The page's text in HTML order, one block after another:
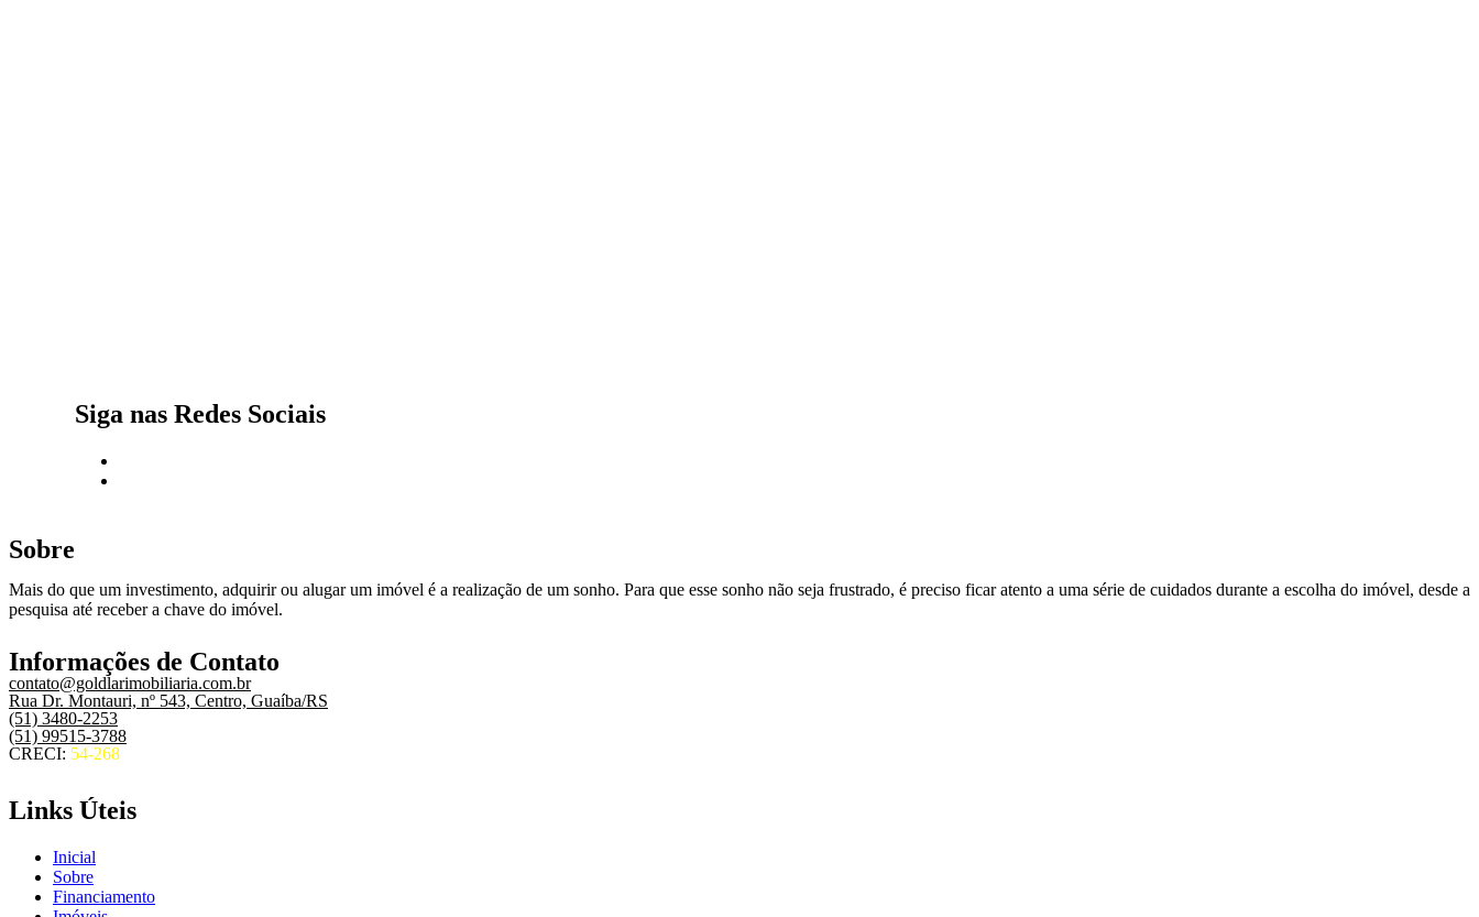
Siga nas Redes Sociais
Sobre
Mais do que um investimento, adquirir ou alugar um imóvel é a realização de um sonho. Para que esse sonho não seja frustrado, é preciso ficar atento a uma série de cuidados durante a escolha do imóvel, desde a
pesquisa até receber a chave do imóvel.
Informações de Contato
contato@goldlarimobiliaria.com.br
Rua Dr. Montauri, nº 543, Centro, Guaíba/RS
(51) 3480-2253
(51) 99515-3788
CRECI: 54-268
Links Úteis
Inicial
Sobre
Financiamento